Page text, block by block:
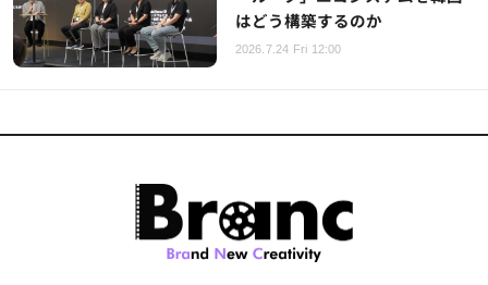
はどう構築するのか
2026.7.24 Fri 12:00